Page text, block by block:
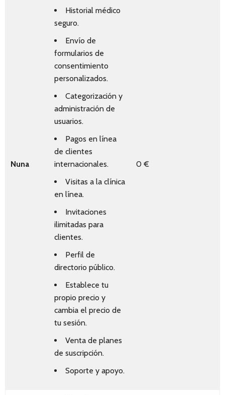
Nuna
Historial médico
seguro.
Envío de
formularios de
consentimiento
personalizados.
Categorización y
administración de
usuarios.
Pagos en línea
de clientes
internacionales.
Visitas a la clínica
en línea.
Invitaciones
ilimitadas para
clientes.
Perfil de
directorio público.
Establece tu
propio precio y
cambia el precio de
tu sesión.
Venta de planes
de suscripción.
Soporte y apoyo.
0 €